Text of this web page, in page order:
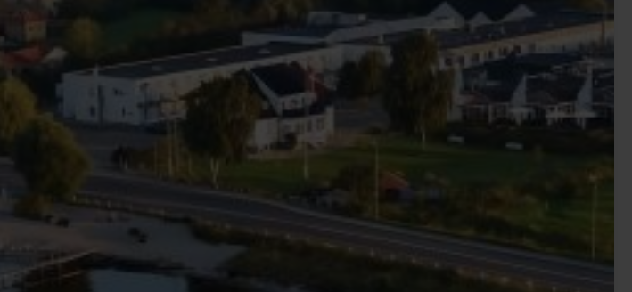
Der er også masser af dejlig natur og spændende byer og seværdigheder at opdage f.eks.
Hvide Sande, Blåvandshuk og Lemvig. Også på Fyn og Sjælland finder I adskillige
perfekte blandinger af afslapning og oplevelser. Fra Middelfart til Svendborg er der lige
har I reelt hele den dejlige fynske palette af byer og seværdigheder indenfor rækkevidde,
Oplev f.eks. den yderst charmerende havneby, Kerteminde, Europas bedst bevarede
tur til H.C. Andersens fødeby og gå i digterens fodspor i Odense. Lige ovre på den anden
wellnesshoteller, f.eks. i Korsør, hvor I efter en dejlig spa-dag, kan tage på opdagelse i
ud over det øvrige Sjælland – og ikke mindst i København – er der masser af forskellige
Så nu er det bare med at finde det wellnesshotel og det spaophold som passer lige til
er maden ofte inkluderet i opholdet, så I bare kan slappe af og nyde livet.